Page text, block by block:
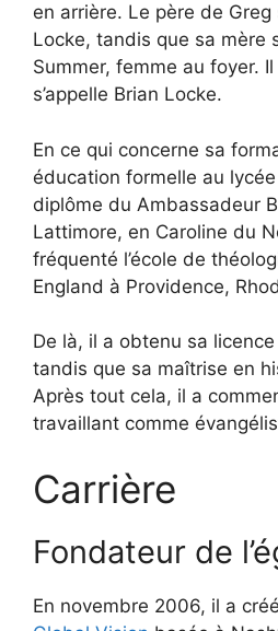
en arrière. Le père de Greg
Locke, tandis que sa mère
Summer, femme au foyer.
s’appelle Brian Locke.
En ce qui concerne sa
éducation formelle au
diplôme du Ambassadeur
Lattimore, en Caroline du
fréquenté l’école de
England à Providence,
De là, il a obtenu sa
tandis que sa maîtrise en
Après tout cela, il a
travaillant comme
Carrière
Fondateur de
En novembre 2006, il a créé